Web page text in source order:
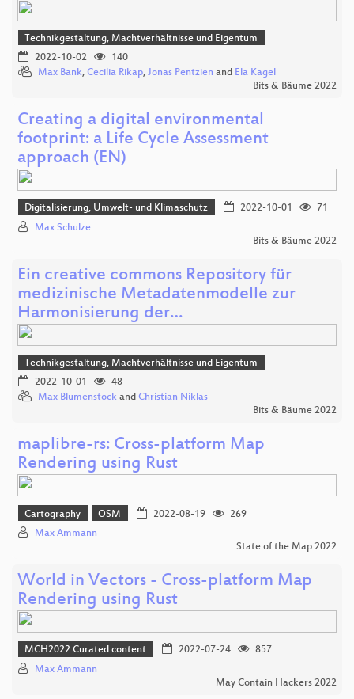
Technikgestaltung, Machtverhältnisse und Eigentum
2022-10-02
140
Max Bank, Cecilia Rikap, Jonas Pentzien and Ela Kagel
Bits & Bäume 2022
Creating a digital environmental
footprint: a Life Cycle Assessment
approach (EN)
Digitalisierung, Umwelt- und Klimaschutz 2022-10-01
71
Max Schulze
Bits & Bäume 2022
Ein creative commons Repository für
medizinische Metadatenmodelle zur
Harmonisierung der…
Technikgestaltung, Machtverhältnisse und Eigentum
2022-10-01
48
Max Blumenstock and Christian Niklas
Bits & Bäume 2022
maplibre-rs: Cross-platform Map
Rendering using Rust
Cartography OSM 2022-08-19
269
Max Ammann
State of the Map 2022
World in Vectors - Cross-platform Map
Rendering using Rust
MCH2022 Curated content 2022-07-24
857
Max Ammann
May Contain Hackers 2022